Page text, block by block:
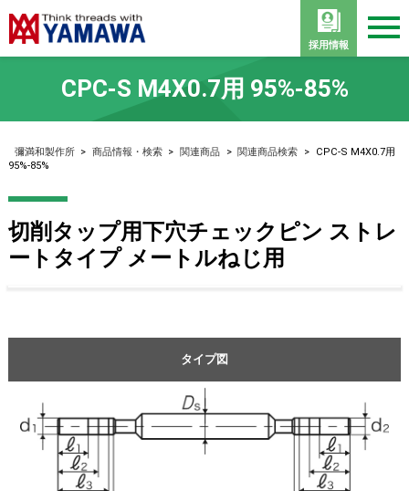
採用情報
CPC-S M4X0.7用 95%-85%
彌満和製作所 > 商品情報・検索 > 関連商品 > 関連商品検索 >
CPC-S M4X0.7用
95%-85%
切削タップ用下穴チェックピン ストレ
ートタイプ メートルねじ用
タイプ図